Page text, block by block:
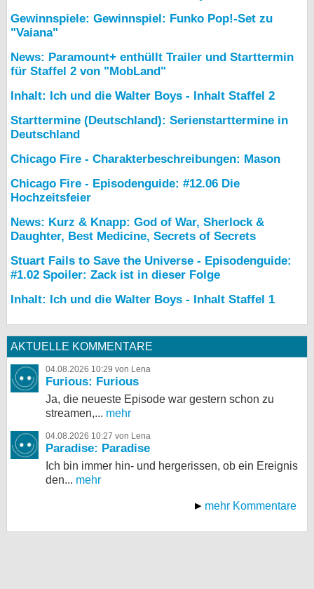
Gewinnspiele: Gewinnspiel: Funko Pop!-Set zu
"Vaiana"
News: Paramount+ enthüllt Trailer und Starttermin
für Staffel 2 von "MobLand"
Inhalt: Ich und die Walter Boys - Inhalt Staffel 2
Starttermine (Deutschland): Serienstarttermine in
Deutschland
Chicago Fire - Charakterbeschreibungen: Mason
Chicago Fire - Episodenguide: #12.06 Die
Hochzeitsfeier
News: Kurz & Knapp: God of War, Sherlock &
Daughter, Best Medicine, Secrets of Secrets
Stuart Fails to Save the Universe - Episodenguide:
#1.02 Spoiler: Zack ist in dieser Folge
Inhalt: Ich und die Walter Boys - Inhalt Staffel 1
AKTUELLE KOMMENTARE
04.08.2026 10:29 von Lena
Furious: Furious
Ja, die neueste Episode war gestern schon zu
streamen,... mehr
04.08.2026 10:27 von Lena
Paradise: Paradise
Ich bin immer hin- und hergerissen, ob ein Ereignis
den... mehr
mehr Kommentare